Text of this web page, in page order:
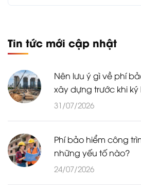
Tin tức mới cập nhật
Nên lưu ý gì về phí
xây dựng trước khi
31/07/2026
Phí bảo hiểm công
những yếu tố nào?
24/07/2026